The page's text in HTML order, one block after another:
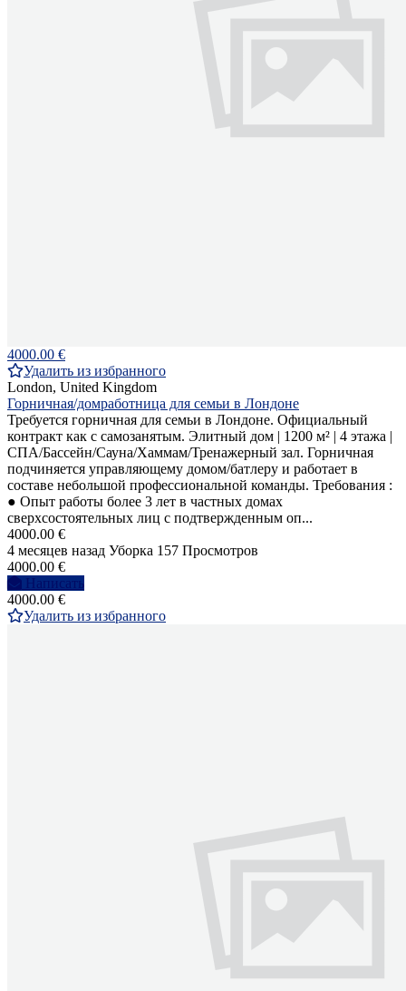
4000.00 €
Удалить из избранного
London, United Kingdom
Горничная/домработница для семьи в Лондоне
Требуется горничная для семьи в Лондоне. Официальный
контракт как с самозанятым. Элитный дом | 1200 м² | 4 этажа |
СПА/Бассейн/Сауна/Хаммам/Тренажерный зал. Горничная
подчиняется управляющему домом/батлеру и работает в
составе небольшой профессиональной команды. Требования :
● Опыт работы более 3 лет в частных домах
сверхсостоятельных лиц с подтвержденным оп...
4000.00 €
4 месяцев назад Уборка 157 Просмотров
4000.00 €
Написать
4000.00 €
Удалить из избранного